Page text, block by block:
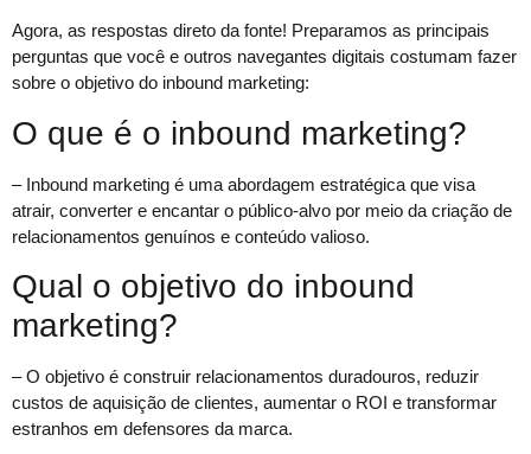
Agora, as respostas direto da fonte! Preparamos as principais
perguntas que você e outros navegantes digitais costumam fazer
sobre o objetivo do inbound marketing:
O que é o inbound marketing?
– Inbound marketing é uma abordagem estratégica que visa
atrair, converter e encantar o público-alvo por meio da criação de
relacionamentos genuínos e conteúdo valioso.
Qual o objetivo do inbound
marketing?
– O objetivo é construir relacionamentos duradouros, reduzir
custos de aquisição de clientes, aumentar o ROI e transformar
estranhos em defensores da marca.